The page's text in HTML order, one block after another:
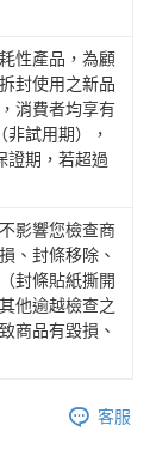
性產品，為顧
封使用之新品
消費者均享有
試用期），
證期，若超過
影響您檢查商
、封條移除、
封條貼紙撕開
他逾越檢查之
商品有毀損、
客服